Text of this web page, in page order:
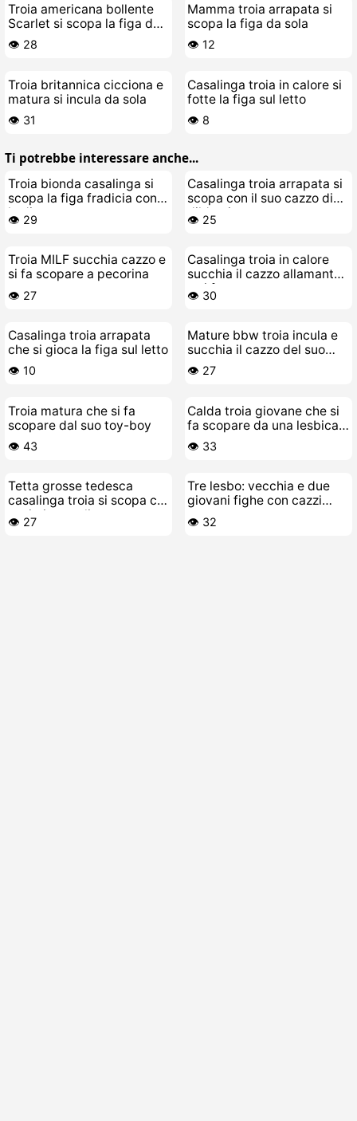
Troia americana bollente
Scarlet si scopa la figa da
sola
👁️ 28
Mamma troia arrapata si
scopa la figa da sola
👁️ 12
Troia britannica cicciona e
matura si incula da sola
👁️ 31
Casalinga troia in calore si
fotte la figa sul letto
👁️ 8
Ti potrebbe interessare anche...
Troia bionda casalinga si
scopa la figa fradicia con
le dita
👁️ 29
Casalinga troia arrapata si
scopa con il suo cazzo di
dildo gigante
👁️ 25
Troia MILF succhia cazzo e
si fa scopare a pecorina
👁️ 27
Casalinga troia in calore
succhia il cazzo allamante
e si fa scopare
👁️ 30
Casalinga troia arrapata
che si gioca la figa sul letto
👁️ 10
Mature bbw troia incula e
succhia il cazzo del suo
toy-boy con sborrata
interna
👁️ 27
Troia matura che si fa
scopare dal suo toy-boy
👁️ 43
Calda troia giovane che si
fa scopare da una lesbica
matura ninfomane
👁️ 33
Tetta grosse tedesca
casalinga troia si scopa coi
suoi giocattoli
👁️ 27
Tre lesbo: vecchia e due
giovani fighe con cazzi
gomma
👁️ 32